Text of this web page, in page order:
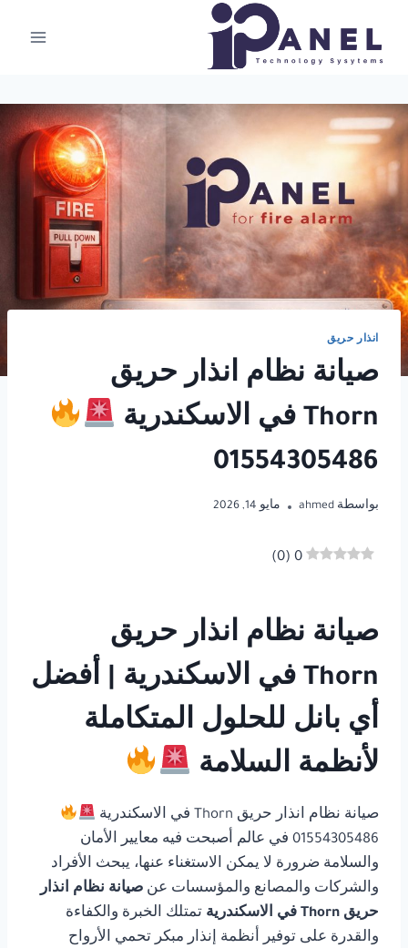
المحتوى
انذار حريق
صيانة نظام انذار حريق
Thorn في الاسكندرية
01554305486
بواسطة ahmed مايو 14, 2026
0
(
0
)
صيانة نظام انذار حريق
Thorn في الاسكندرية | أفضل
أي بانل للحلول المتكاملة
لأنظمة السلامة
صيانة نظام انذار حريق Thorn في الاسكندرية
01554305486 في عالم أصبحت فيه معايير الأمان
والسلامة ضرورة لا يمكن الاستغناء عنها، يبحث الأفراد
والشركات والمصانع والمؤسسات عن صيانة نظام انذار
حريق Thorn في الاسكندرية
تمتلك الخبرة والكفاءة
والقدرة على توفير أنظمة إنذار مبكر تحمي الأرواح